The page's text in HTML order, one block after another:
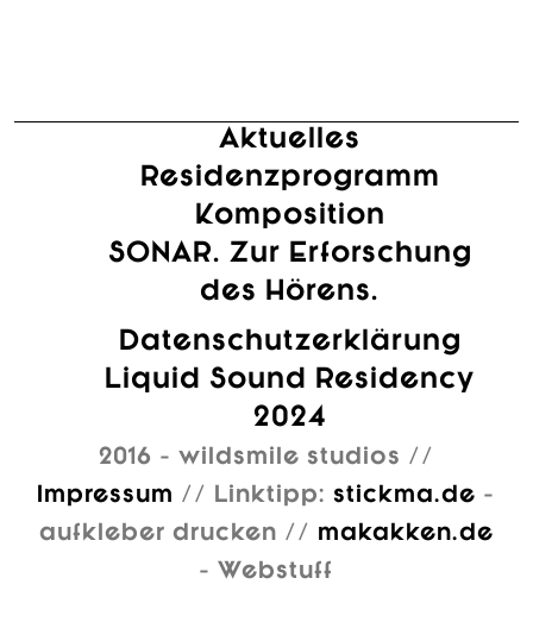
Aktuelles
Residenzprogramm
Komposition
SONAR. Zur Erforschung
des Hörens.
Datenschutzerklärung
Liquid Sound Residency
2024
2016 - wildsmile studios //
Impressum // Linktipp:stickma.de -
aufkleber drucken // makakken.de
- Webstuff